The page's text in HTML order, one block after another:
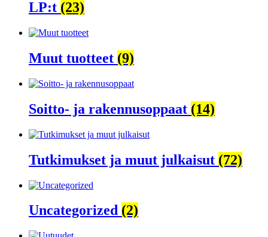
LP:t (23)
Muut tuotteet (9)
Soitto- ja rakennusoppaat (14)
Tutkimukset ja muut julkaisut (72)
Uncategorized (2)